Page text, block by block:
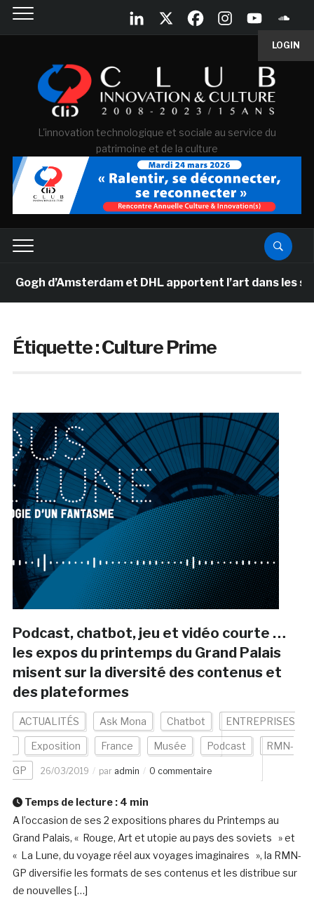
LOGIN
L'innovation technologique et sociale au service du
patrimoine et de la culture
d’Amsterdam et DHL apportent l’art dans les
Étiquette :Culture Prime
Podcast, chatbot, jeu et vidéo courte …
les expos du printemps du Grand Palais
misent sur la diversité des contenus et
des plateformes
ACTUALITÉS Ask Mona Chatbot ENTREPRISES
Exposition France Musée Podcast RMN-
GP 26/03/2019 par admin 0 commentaire
Temps de lecture : 4 min
A l’occasion de ses 2 expositions phares du Printemps au
Grand Palais, « Rouge, Art et utopie au pays des soviets » et
« La Lune, du voyage réel aux voyages imaginaires », la RMN-
GP diversifie les formats de ses contenus et les distribue sur
de nouvelles […]